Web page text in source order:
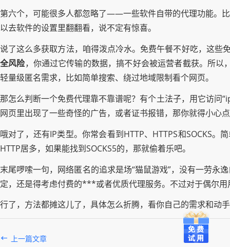
第六个，可能很多人都忽略了——一些软件自带的代理功能。
以去软件的设置里翻翻看，说不定有惊喜。
说了这么多获取方法，咱得泼点冷水。免费午餐不好吃，这些
全风险，你通过它传输的数据，搞不好会被运营者截获。所以
轻量级匿名需求，比如简单搜索、绕过地域限制看个网页。
那怎么判断一个免费代理靠不靠谱呢？有个土法子，用它访问
网页里出现了一些奇怪的广告，或者证书报错，那你就得小心
哦对了，还有IP类型。你常会看到HTTP、HTTPS和SOCKS
HTTP居多，如果能找到SOCKS5的，那就偷着乐吧。
末尾啰嗦一句，网络匿名的追求是场“猫鼠游戏”，没有一劳永
定，还是得考虑付费的***或者优质代理服务。不过对于偶尔
行了，方法都摊这儿了，具体怎么折腾，看你自己的需求和动
上一篇文章